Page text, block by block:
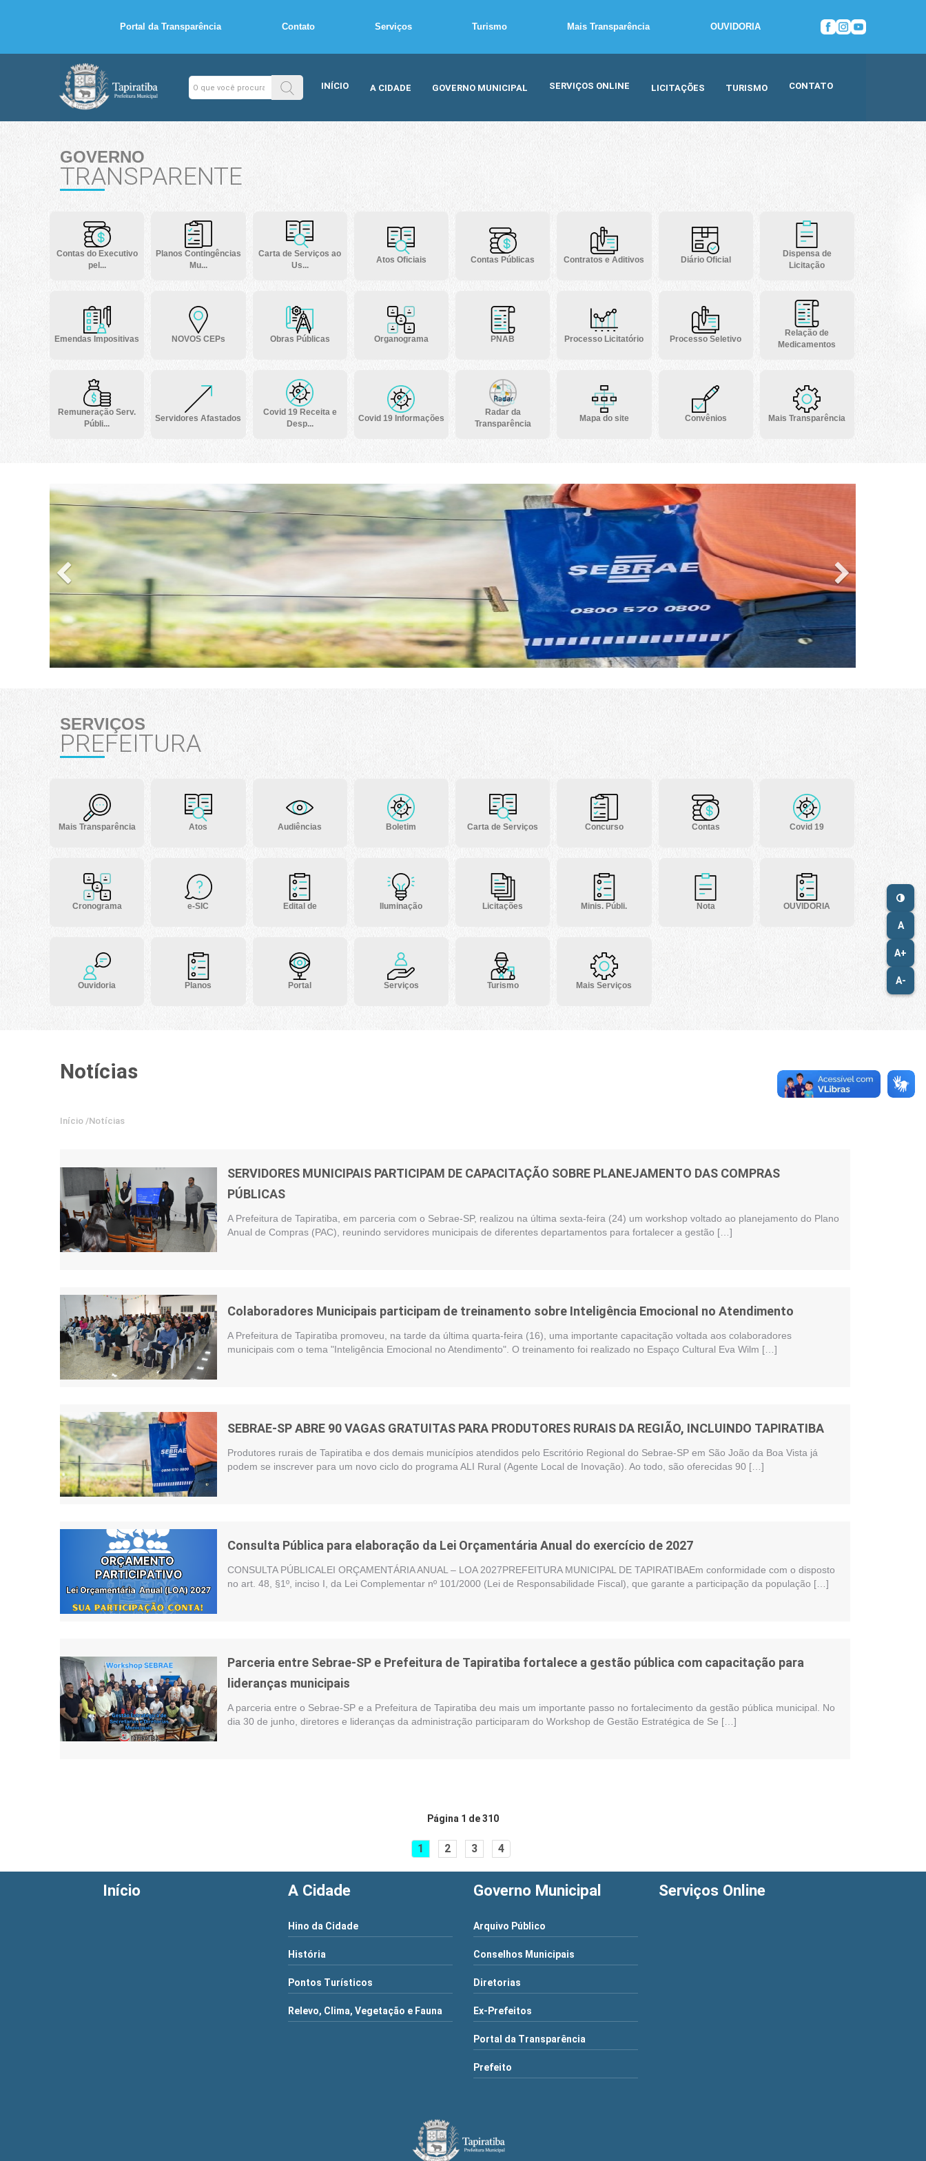
Portal da Transparência Contato Serviços Turismo Mais Transparência OUVIDORIA
INÍCIO A CIDADE GOVERNO MUNICIPAL SERVIÇOS ONLINE LICITAÇÕES TURISMO CONTATO
A
A+
A-
GOVERNO
TRANSPARENTE
Contas do Executivo
pel...
Planos Contingências
Mu...
Carta de Serviços ao
Us...
Atos Oficiais Contas Públicas Contratos e Aditivos Diário Oficial
Dispensa de
Licitação
Emendas Impositivas NOVOS CEPs Obras Públicas Organograma PNAB Processo Licitatório Processo Seletivo
Relação de
Medicamentos
Remuneração Serv.
Públi...
Servidores Afastados
Covid 19 Receita e
Desp...
Covid 19 Informações
Radar da
Transparência
Mapa do site Convênios Mais Transparência
Previous Next
SERVIÇOS
PREFEITURA
Mais Transparência Atos Audiências Boletim Carta de Serviços Concurso Contas Covid 19
Cronograma e-SIC Edital de Iluminação Licitações Minis. Públi. Nota OUVIDORIA
Ouvidoria Planos Portal Serviços Turismo Mais Serviços
Notícias
Início /Notícias
SERVIDORES MUNICIPAIS PARTICIPAM DE CAPACITAÇÃO SOBRE PLANEJAMENTO DAS COMPRAS
PÚBLICAS
A Prefeitura de Tapiratiba, em parceria com o Sebrae-SP, realizou na última sexta-feira (24) um workshop voltado ao planejamento do Plano
Anual de Compras (PAC), reunindo servidores municipais de diferentes departamentos para fortalecer a gestão […]
Colaboradores Municipais participam de treinamento sobre Inteligência Emocional no Atendimento
A Prefeitura de Tapiratiba promoveu, na tarde da última quarta-feira (16), uma importante capacitação voltada aos colaboradores
municipais com o tema "Inteligência Emocional no Atendimento". O treinamento foi realizado no Espaço Cultural Eva Wilm […]
SEBRAE-SP ABRE 90 VAGAS GRATUITAS PARA PRODUTORES RURAIS DA REGIÃO, INCLUINDO TAPIRATIBA
Produtores rurais de Tapiratiba e dos demais municípios atendidos pelo Escritório Regional do Sebrae-SP em São João da Boa Vista já
podem se inscrever para um novo ciclo do programa ALI Rural (Agente Local de Inovação). Ao todo, são oferecidas 90 […]
Consulta Pública para elaboração da Lei Orçamentária Anual do exercício de 2027
CONSULTA PÚBLICALEI ORÇAMENTÁRIA ANUAL – LOA 2027PREFEITURA MUNICIPAL DE TAPIRATIBAEm conformidade com o disposto
no art. 48, §1º, inciso I, da Lei Complementar nº 101/2000 (Lei de Responsabilidade Fiscal), que garante a participação da população […]
Parceria entre Sebrae-SP e Prefeitura de Tapiratiba fortalece a gestão pública com capacitação para
lideranças municipais
A parceria entre o Sebrae-SP e a Prefeitura de Tapiratiba deu mais um importante passo no fortalecimento da gestão pública municipal. No
dia 30 de junho, diretores e lideranças da administração participaram do Workshop de Gestão Estratégica de Se […]
Página 1 de 310
1 2 3 4
Início A Cidade
Hino da Cidade
História
Pontos Turísticos
Relevo, Clima, Vegetação e Fauna
Governo Municipal
Arquivo Público
Conselhos Municipais
Diretorias
Ex-Prefeitos
Portal da Transparência
Prefeito
Serviços Online